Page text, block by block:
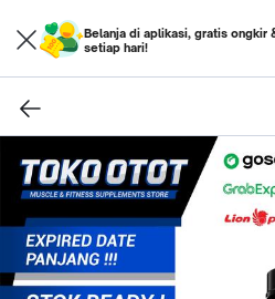
Belanja di aplikasi, gratis ongkir
setiap hari!